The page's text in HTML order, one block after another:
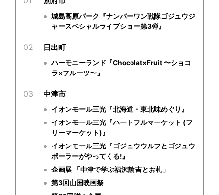
城島高原パーク『ナンバーワン戦隊ゴジュウジ
ャースペシャルライブショー第3弾』
日出町
ハーモニーランド『Chocolat×Fruit 〜ショコ
ラ×フルーツ〜』
中津市
イオンモール三光『北海道・東北味めぐり』
イオンモール三光『ハートフルマーケット (フ
リーマーケット)』
イオンモール三光『ゴジュウウルフとゴジュウ
ポーラーがやってくる!』
企画展 「中津で学ぶ福沢諭吉とお札」
第3回山国映画祭